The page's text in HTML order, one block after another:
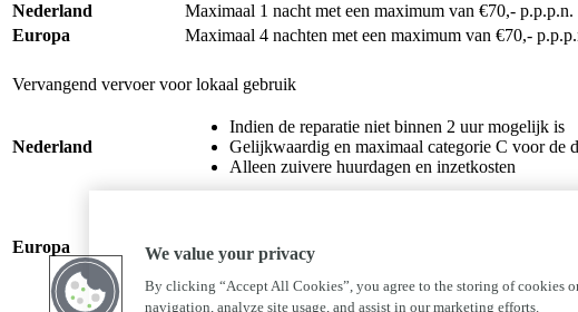
Nederland
Maximaal 1 nacht met een maximum van €70,- p.p.p.n.
Europa
Maximaal 4 nachten met een maximum van €70,-
Vervangend vervoer voor lokaal gebruik
Nederland
Indien de reparatie niet binnen 2 uur mogelijk is
Gelijkwaardig en maximaal categorie C voor de
Alleen zuivere huurdagen en inzetkosten
Europa
Gelijkwaardig en maximaal categorie C voor de
Alleen zuivere huurdagen en inzetkosten
We value your privacy
By clicking “Accept All Cookies”, you agree to the storing of cookies
navigation, analyze site usage, and assist in our marketing efforts.